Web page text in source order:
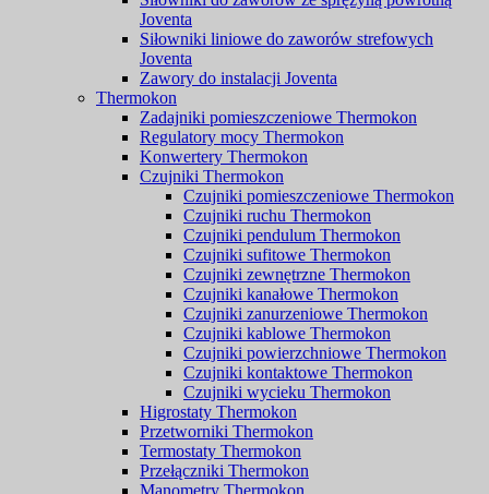
Joventa
Siłowniki liniowe do zaworów strefowych
Joventa
Zawory do instalacji Joventa
Thermokon
Zadajniki pomieszczeniowe Thermokon
Regulatory mocy Thermokon
Konwertery Thermokon
Czujniki Thermokon
Czujniki pomieszczeniowe Thermokon
Czujniki ruchu Thermokon
Czujniki pendulum Thermokon
Czujniki sufitowe Thermokon
Czujniki zewnętrzne Thermokon
Czujniki kanałowe Thermokon
Czujniki zanurzeniowe Thermokon
Czujniki kablowe Thermokon
Czujniki powierzchniowe Thermokon
Czujniki kontaktowe Thermokon
Czujniki wycieku Thermokon
Higrostaty Thermokon
Przetworniki Thermokon
Termostaty Thermokon
Przełączniki Thermokon
Manometry Thermokon